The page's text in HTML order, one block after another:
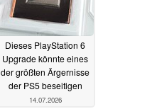
Dieses PlayStation 6
Upgrade könnte eines
der größten Ärgernisse
der PS5 beseitigen
14.07.2026